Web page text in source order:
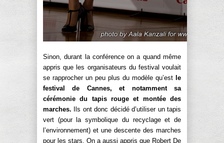
Sinon, durant la conférence on a quand même
appris que les organisateurs du festival voulait
se rapprocher un peu plus du modèle qu’est le
festival de Cannes, et notamment sa
cérémonie du tapis rouge et montée des
marches. Ils ont donc décidé d’utiliser un tapis
vert (pour la symbolique du recyclage et de
l’environnement) et une descente des marches
pour les stars. On a aussi appris que Robert De